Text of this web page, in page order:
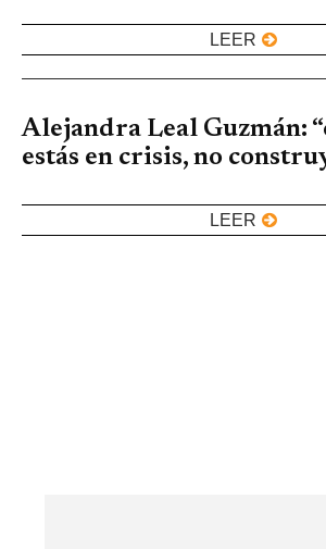
LEER
Alejandra Leal Guzmán:
estás en crisis, no
LEER